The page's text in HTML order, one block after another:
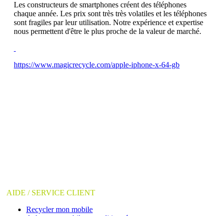
Les constructeurs de smartphones créent des téléphones
chaque année. Les prix sont très très volatiles et les téléphones
sont fragiles par leur utilisation. Notre expérience et expertise
nous permettent d'être le plus proche de la valeur de marché.
https://www.magicrecycle.com/apple-iphone-x-64-gb
AIDE / SERVICE CLIENT
Recycler mon mobile